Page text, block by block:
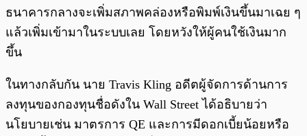
ธนาคารกลางจะเพิ่มสภาพคล่องหรือพิมพ์เงินขึ้นมาเฉย ๆ
แล้วเพิ่มเข้ามาในระบบเลย โดยหวังให้ผู้คนใช้เงินมาก
ขึ้น
ในทางกลับกัน นาย Travis Kling อดีตผู้จัดการด้านการ
ลงทุนของกองทุนชื่อดังใน Wall Street ได้อธิบายว่า
นโยบายเช่น มาตรการ QE และการมีดอกเบี้ยน้อยหรือ